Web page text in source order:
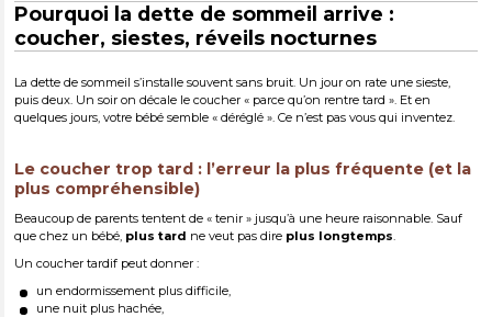
Pourquoi la dette de sommeil arrive :
coucher, siestes, réveils nocturnes
La dette de sommeil s’installe souvent sans bruit. Un jour on rate une sieste,
puis deux. Un soir on décale le coucher « parce qu’on rentre tard ». Et en
quelques jours, votre bébé semble « déréglé ». Ce n’est pas vous qui inventez.
Le coucher trop tard : l’erreur la plus fréquente (et la
plus compréhensible)
Beaucoup de parents tentent de « tenir » jusqu’à une heure raisonnable. Sauf
que chez un bébé, plus tard ne veut pas dire plus longtemps.
Un coucher tardif peut donner :
un endormissement plus difficile,
une nuit plus hachée,